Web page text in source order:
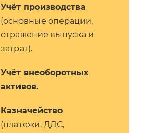
Учёт производства
(основные операции,
отражение выпуска и
затрат).
Учёт внеоборотных
активов.
Казначейство
(платежи, ДДС,